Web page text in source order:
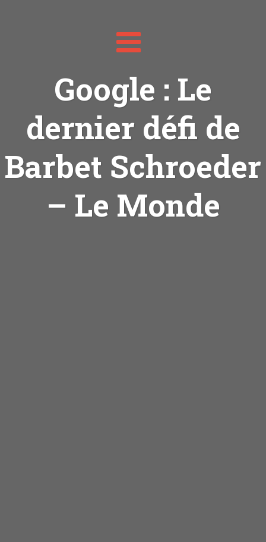
Toggle
navigation
Google : Le
dernier défi de
Barbet Schroeder
– Le Monde